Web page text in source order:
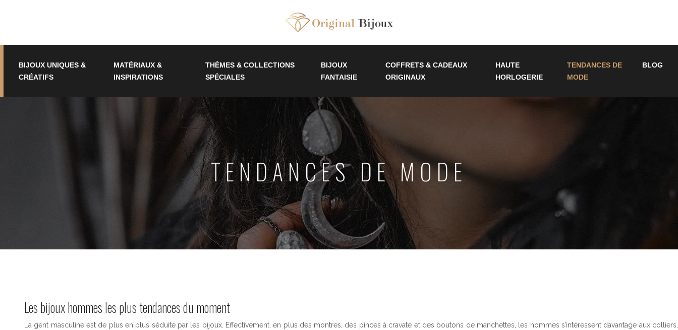
BIJOUX UNIQUES &
CRÉATIFS
MATÉRIAUX &
INSPIRATIONS
THÈMES & COLLECTIONS
SPÉCIALES
BIJOUX
FANTAISIE
COFFRETS & CADEAUX
ORIGINAUX
HAUTE
HORLOGERIE
TENDANCES DE
MODE
BLOG
TENDANCES DE MODE
Les bijoux hommes les plus tendances du moment
La gent masculine est de plus en plus séduite par les bijoux. Effectivement, en plus des montres, des pinces à cravate et des boutons de manchettes, les hommes s’intéressent davantage aux colliers,